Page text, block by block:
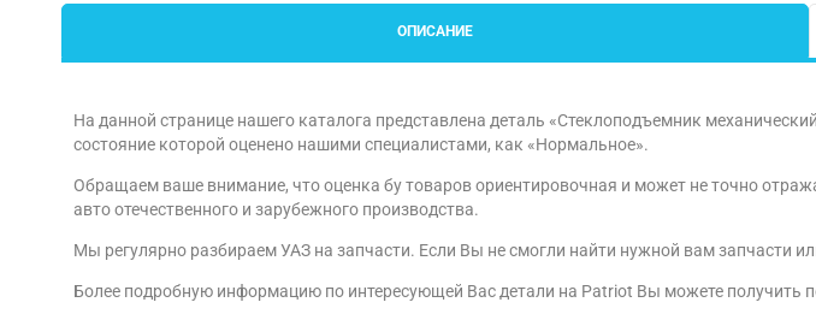
ОПИСАНИЕ
На данной странице нашего каталога представлена деталь «Стеклоподъемник
состояние которой оценено нашими специалистами, как «Нормальное».
Обращаем ваше внимание, что оценка бу товаров ориентировочная и может не точно
авто отечественного и зарубежного производства.
Мы регулярно разбираем УАЗ на запчасти. Если Вы не смогли найти нужной вам запчасти
Более подробную информацию по интересующей Вас детали на Patriot Вы можете получить